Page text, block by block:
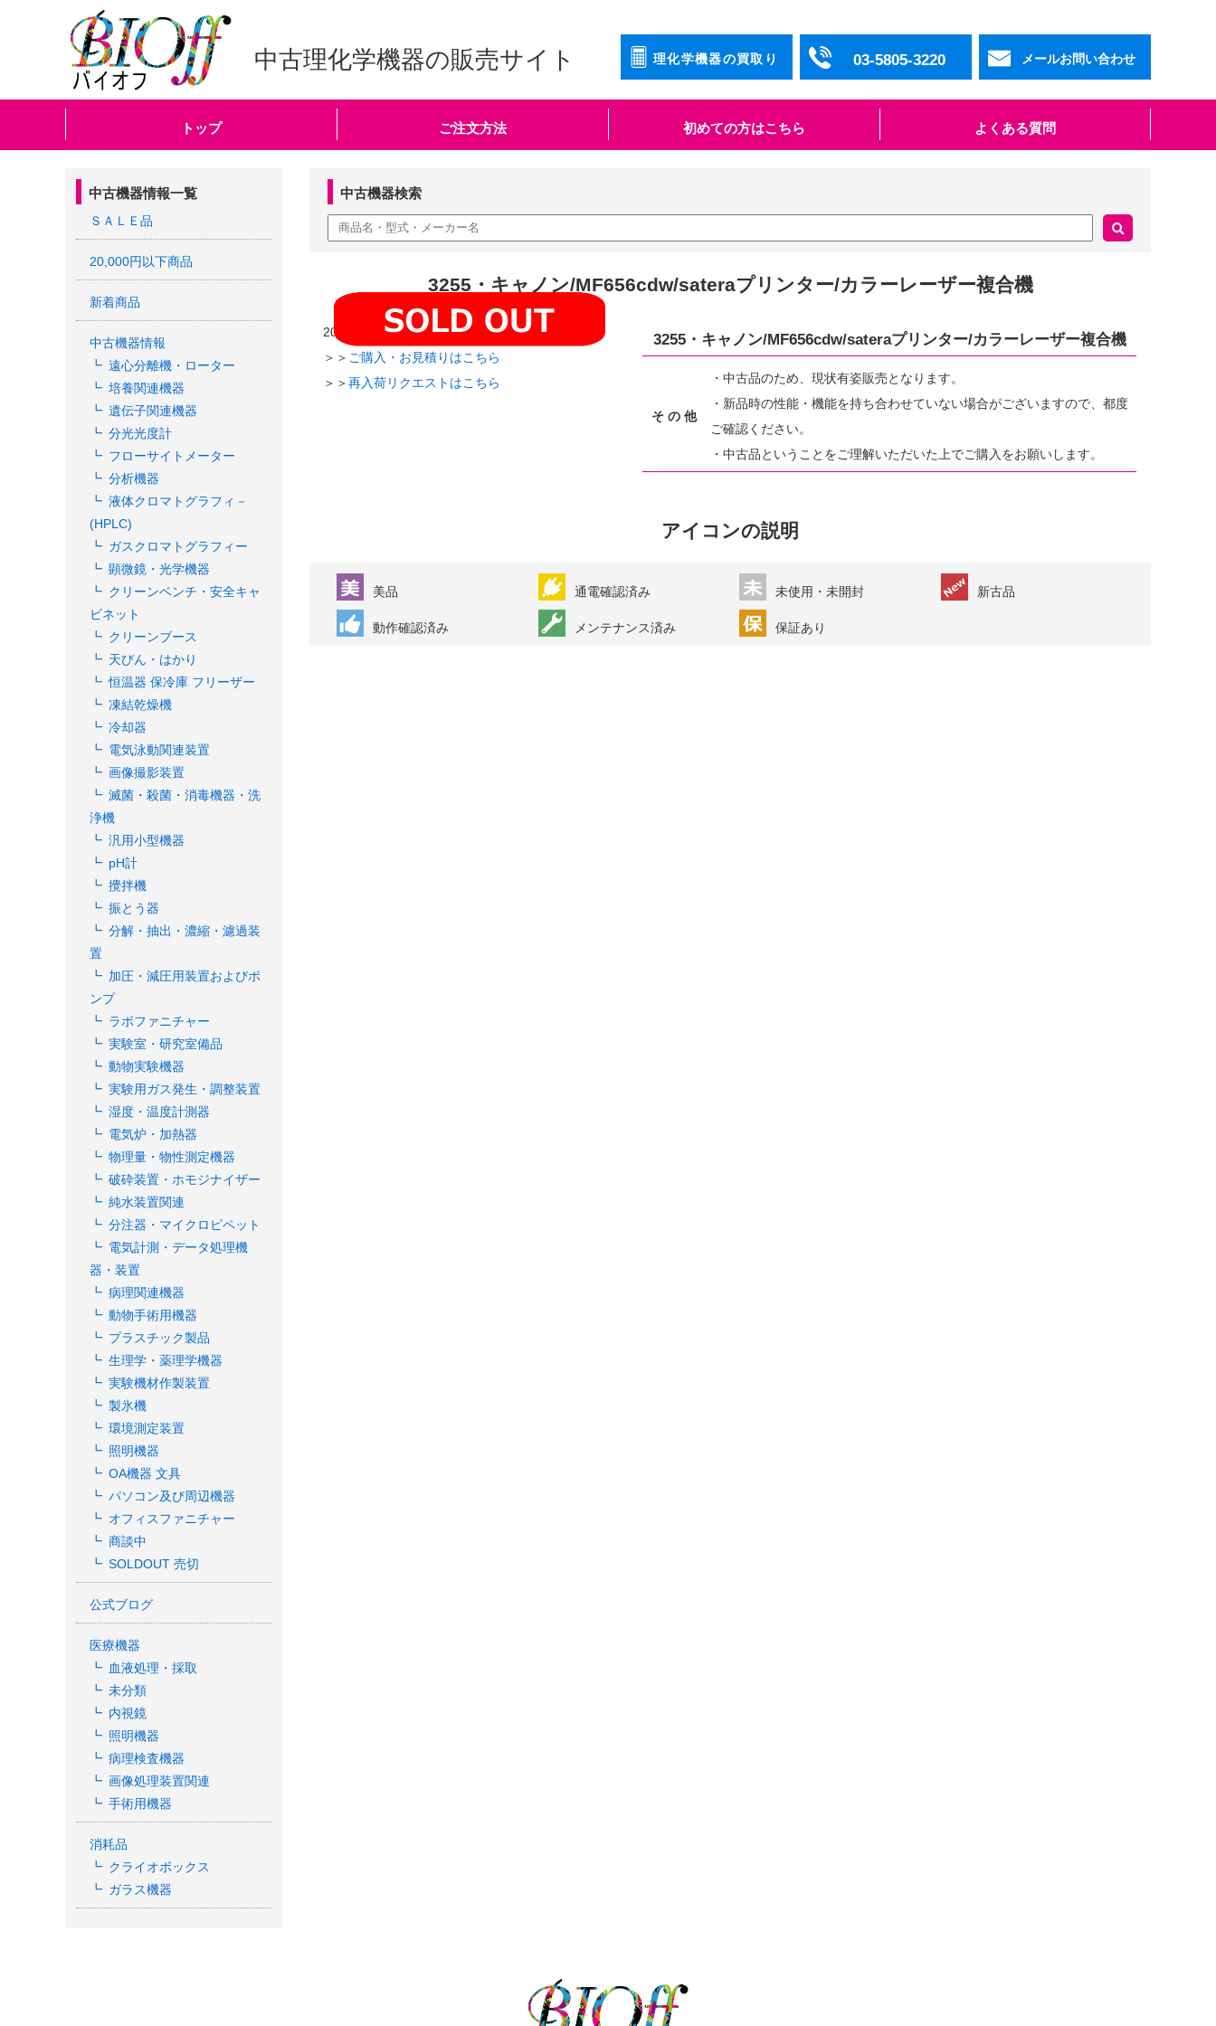
中古理化学機器の販売サイト 理化学機器の買取り 03-5805-3220 メールお問い合わせ
トップ ご注文方法 初めての方はこちら よくある質問
中古機器情報一覧
ＳＡＬＥ品
20,000円以下商品
新着商品
中古機器情報
遠心分離機・ローター
培養関連機器
遺伝子関連機器
分光光度計
フローサイトメーター
分析機器
液体クロマトグラフィ－
(HPLC)
ガスクロマトグラフィー
顕微鏡・光学機器
クリーンベンチ・安全キャ
ビネット
クリーンブース
天びん・はかり
恒温器 保冷庫 フリーザー
凍結乾燥機
冷却器
電気泳動関連装置
画像撮影装置
滅菌・殺菌・消毒機器・洗
浄機
汎用小型機器
pH計
攪拌機
振とう器
分解・抽出・濃縮・濾過装
置
加圧・減圧用装置およびポ
ンプ
ラボファニチャー
実験室・研究室備品
動物実験機器
実験用ガス発生・調整装置
湿度・温度計測器
電気炉・加熱器
物理量・物性測定機器
破砕装置・ホモジナイザー
純水装置関連
分注器・マイクロピペット
電気計測・データ処理機
器・装置
病理関連機器
動物手術用機器
プラスチック製品
生理学・薬理学機器
実験機材作製装置
製氷機
環境測定装置
照明機器
OA機器 文具
パソコン及び周辺機器
オフィスファニチャー
商談中
SOLDOUT 売切
公式ブログ
医療機器
血液処理・採取
未分類
内視鏡
照明機器
病理検査機器
画像処理装置関連
手術用機器
消耗品
クライオボックス
ガラス機器
中古機器検索
3255・キャノン/MF656cdw/sateraプリンター/カラーレーザー複合機
2023/02/24
＞＞ ご購入・お見積りはこちら
＞＞再入荷リクエストはこちら
3255・キャノン/MF656cdw/sateraプリンター/カラーレーザー複合機
そ の 他
・中古品のため、現状有姿販売となります。
・新品時の性能・機能を持ち合わせていない場合がございますので、都度
ご確認ください。
・中古品ということをご理解いただいた上でご購入をお願いします。
アイコンの説明
美品 通電確認済み 未使用・未開封 新古品
動作確認済み メンテナンス済み 保証あり